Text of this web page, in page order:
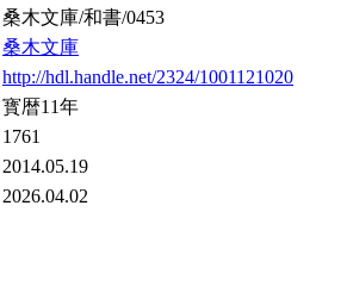
桑木文庫/和書/0453
桑木文庫
http://hdl.handle.net/2324/1001121020
寳暦11年
1761
2014.05.19
2026.04.02